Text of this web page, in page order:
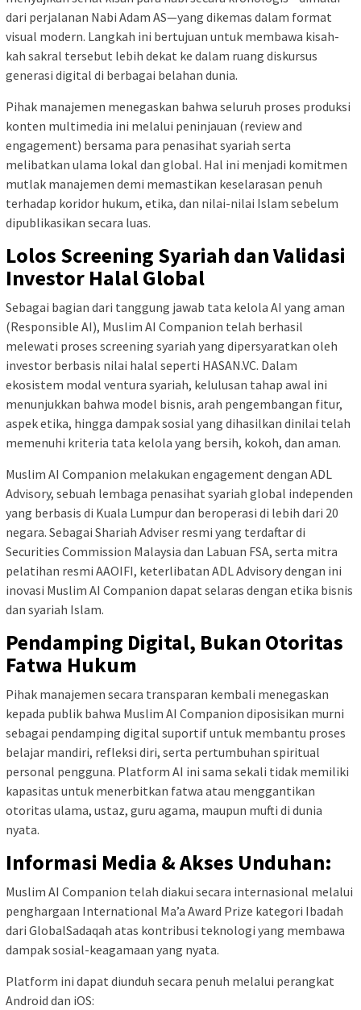
dari perjalanan Nabi Adam AS—yang dikemas dalam format
visual modern. Langkah ini bertujuan untuk membawa kisah-
kah sakral tersebut lebih dekat ke dalam ruang diskursus
generasi digital di berbagai belahan dunia.
Pihak manajemen menegaskan bahwa seluruh proses produksi
konten multimedia ini melalui peninjauan (review and
engagement) bersama para penasihat syariah serta
melibatkan ulama lokal dan global. Hal ini menjadi komitmen
mutlak manajemen demi memastikan keselarasan penuh
terhadap koridor hukum, etika, dan nilai-nilai Islam sebelum
dipublikasikan secara luas.
Lolos Screening Syariah dan Validasi
Investor Halal Global
Sebagai bagian dari tanggung jawab tata kelola AI yang aman
(Responsible AI), Muslim AI Companion telah berhasil
melewati proses screening syariah yang dipersyaratkan oleh
investor berbasis nilai halal seperti HASAN.VC. Dalam
ekosistem modal ventura syariah, kelulusan tahap awal ini
menunjukkan bahwa model bisnis, arah pengembangan fitur,
aspek etika, hingga dampak sosial yang dihasilkan dinilai telah
memenuhi kriteria tata kelola yang bersih, kokoh, dan aman.
Muslim AI Companion melakukan engagement dengan ADL
Advisory, sebuah lembaga penasihat syariah global independen
yang berbasis di Kuala Lumpur dan beroperasi di lebih dari 20
negara. Sebagai Shariah Adviser resmi yang terdaftar di
Securities Commission Malaysia dan Labuan FSA, serta mitra
pelatihan resmi AAOIFI, keterlibatan ADL Advisory dengan ini
inovasi Muslim AI Companion dapat selaras dengan etika bisnis
dan syariah Islam.
Pendamping Digital, Bukan Otoritas
Fatwa Hukum
Pihak manajemen secara transparan kembali menegaskan
kepada publik bahwa Muslim AI Companion diposisikan murni
sebagai pendamping digital suportif untuk membantu proses
belajar mandiri, refleksi diri, serta pertumbuhan spiritual
personal pengguna. Platform AI ini sama sekali tidak memiliki
kapasitas untuk menerbitkan fatwa atau menggantikan
otoritas ulama, ustaz, guru agama, maupun mufti di dunia
nyata.
Informasi Media & Akses Unduhan:
Muslim AI Companion telah diakui secara internasional melalui
penghargaan International Ma’a Award Prize kategori Ibadah
dari GlobalSadaqah atas kontribusi teknologi yang membawa
dampak sosial-keagamaan yang nyata.
Platform ini dapat diunduh secara penuh melalui perangkat
Android dan iOS: